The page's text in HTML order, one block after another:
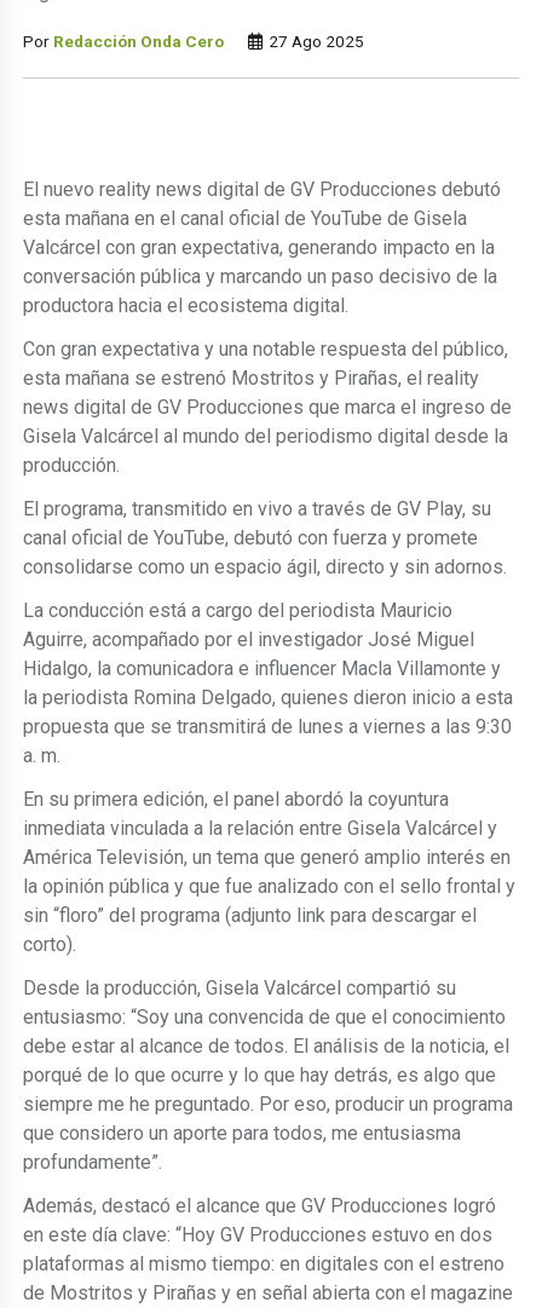
Por Redacción Onda Cero 27 Ago 2025
El nuevo reality news digital de GV Producciones debutó
esta mañana en el canal oficial de YouTube de Gisela
Valcárcel con gran expectativa, generando impacto en la
conversación pública y marcando un paso decisivo de la
productora hacia el ecosistema digital.
Con gran expectativa y una notable respuesta del público,
esta mañana se estrenó Mostritos y Pirañas, el reality
news digital de GV Producciones que marca el ingreso de
Gisela Valcárcel al mundo del periodismo digital desde la
producción.
El programa, transmitido en vivo a través de GV Play, su
canal oficial de YouTube, debutó con fuerza y promete
consolidarse como un espacio ágil, directo y sin adornos.
La conducción está a cargo del periodista Mauricio
Aguirre, acompañado por el investigador José Miguel
Hidalgo, la comunicadora e influencer Macla Villamonte y
la periodista Romina Delgado, quienes dieron inicio a esta
propuesta que se transmitirá de lunes a viernes a las 9:30
a. m.
En su primera edición, el panel abordó la coyuntura
inmediata vinculada a la relación entre Gisela Valcárcel y
América Televisión, un tema que generó amplio interés en
la opinión pública y que fue analizado con el sello frontal y
sin “floro” del programa (adjunto link para descargar el
corto).
Desde la producción, Gisela Valcárcel compartió su
entusiasmo: “Soy una convencida de que el conocimiento
debe estar al alcance de todos. El análisis de la noticia, el
porqué de lo que ocurre y lo que hay detrás, es algo que
siempre me he preguntado. Por eso, producir un programa
que considero un aporte para todos, me entusiasma
profundamente”.
Además, destacó el alcance que GV Producciones logró
en este día clave: “Hoy GV Producciones estuvo en dos
plataformas al mismo tiempo: en digitales con el estreno
de Mostritos y Pirañas y en señal abierta con el magazine